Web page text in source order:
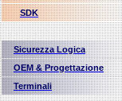
SDK
Sicurezza Logica
OEM & Progettazione
Terminali